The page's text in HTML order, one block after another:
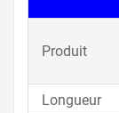
Produit
Longueur